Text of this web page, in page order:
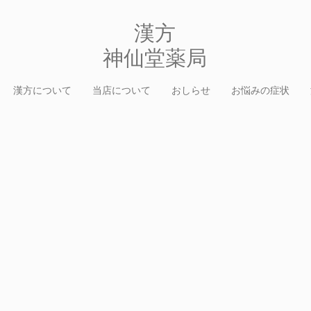
​漢方
​神仙堂薬局
漢方について 当店について おしらせ お悩みの症状